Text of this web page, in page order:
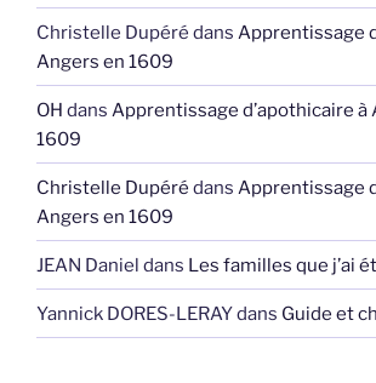
Christelle Dupéré dans Apprentissage
Angers en 1609
OH dans Apprentissage d’apothicaire à
1609
Christelle Dupéré dans Apprentissage
Angers en 1609
JEAN Daniel dans Les familles que j’ai
Yannick DORES-LERAYdans Guide et